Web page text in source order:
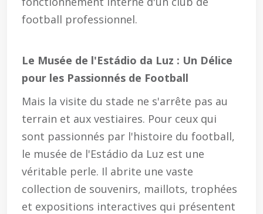
football professionnel.
Le Musée de l'Estádio da Luz : Un Délice
pour les Passionnés de Football
Mais la visite du stade ne s'arrête pas au
terrain et aux vestiaires. Pour ceux qui
sont passionnés par l'histoire du football,
le musée de l'Estádio da Luz est une
véritable perle. Il abrite une vaste
collection de souvenirs, maillots, trophées
et expositions interactives qui présentent